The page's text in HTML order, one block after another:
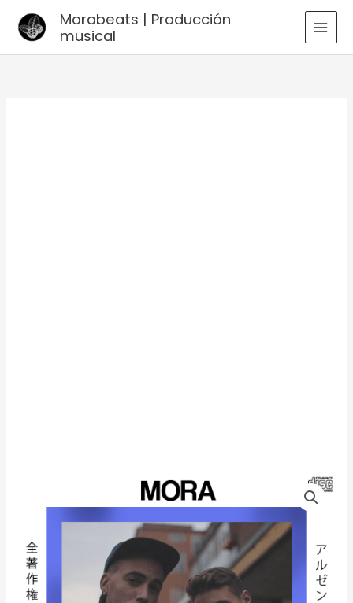
Morabeats | Producción
musical